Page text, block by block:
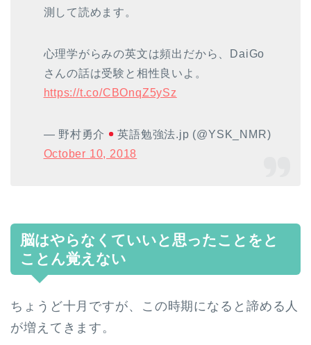
測して読めます。
心理学がらみの英文は頻出だから、DaiGo
さんの話は受験と相性良いよ。
https://t.co/CBOnqZ5ySz
— 野村勇介
英語勉強法.jp (@YSK_NMR)
October 10, 2018
脳はやらなくていいと思ったことをと
ことん覚えない
ちょうど十月ですが、この時期になると諦める人
が増えてきます。